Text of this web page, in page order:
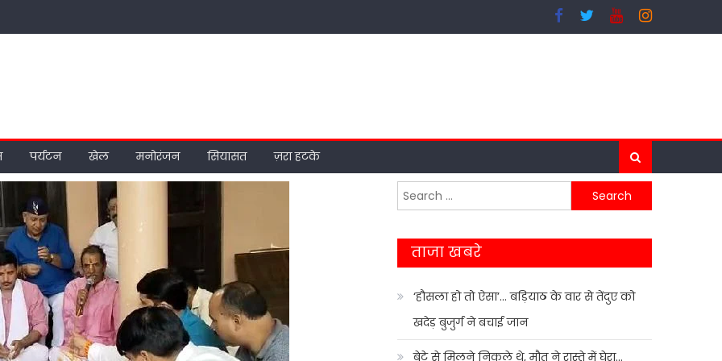
पर्यटन खेल मनोरंजन सियासत ज़रा हटके
Search
for:
ताजा खबरे
‘हौसला हो तो ऐसा’… बड़ियाठ के वार से तेंदुए को
खदेड़ बुजुर्ग ने बचाई जान
बेटे से मिलने निकले थे, मौत ने रास्ते में घेरा…